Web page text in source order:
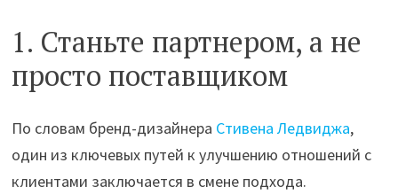
1. Станьте партнером, а не
просто поставщиком
По словам бренд-дизайнера Стивена Ледвиджа,
один из ключевых путей к улучшению отношений с
клиентами заключается в смене подхода.